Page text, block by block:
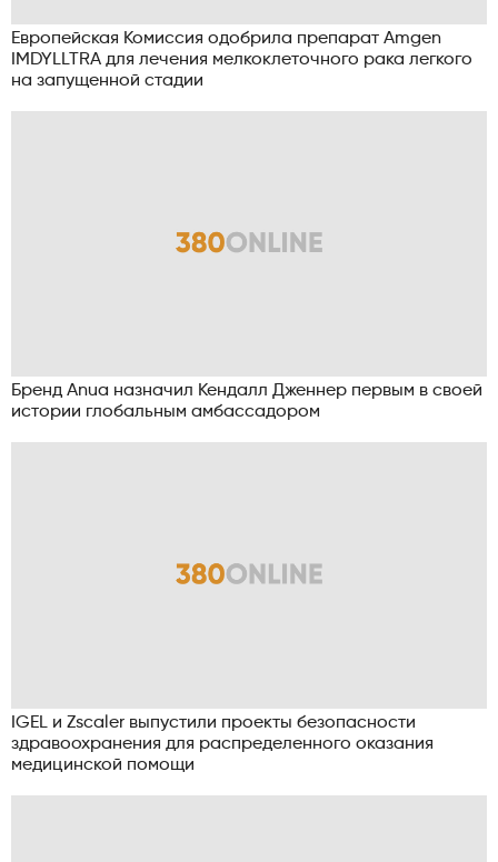
Европейская Комиссия одобрила препарат Amgen
IMDYLLTRA для лечения мелкоклеточного рака легкого
на запущенной стадии
Бренд Anua назначил Кендалл Дженнер первым в своей
истории глобальным амбассадором
IGEL и Zscaler выпустили проекты безопасности
здравоохранения для распределенного оказания
медицинской помощи